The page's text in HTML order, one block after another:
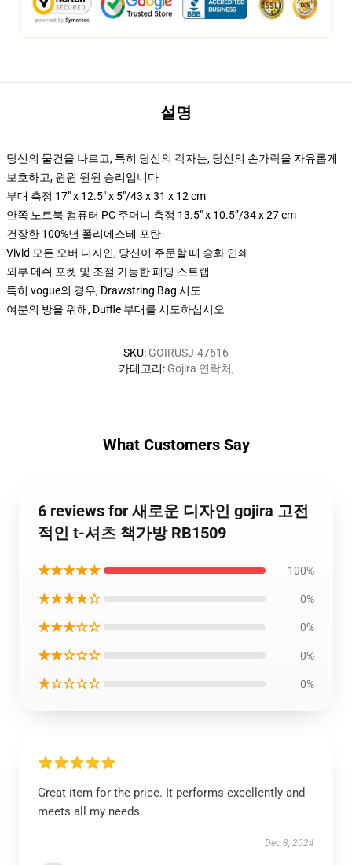
설명
당신의 물건을 나르고, 특히 당신의 각자는, 당신의 손가락을 자유롭게
보호하고, 윈윈 윈윈 승리입니다
부대 측정 17" x 12.5" x 5"/43 x 31 x 12 cm
안쪽 노트북 컴퓨터 PC 주머니 측정 13.5" x 10.5”/34 x 27 cm
건장한 100%년 폴리에스테 포탄
Vivid 모든 오버 디자인, 당신이 주문할 때 승화 인쇄
외부 메쉬 포켓 및 조절 가능한 패딩 스트랩
특히 vogue의 경우, Drawstring Bag 시도
여분의 방을 위해, Duffle 부대를 시도하십시오
SKU: GOIRUSJ-47616
카테고리: Gojira 연락처,
What Customers Say
6 reviews for 새로운 디자인 gojira 고전
적인 t-셔츠 책가방 RB1509
★★★★★ 100%
★★★★☆ 0%
★★★☆☆ 0%
★★☆☆☆ 0%
★☆☆☆☆ 0%
Great item for the price. It performs excellently and
meets all my needs.
Dec 8, 2024